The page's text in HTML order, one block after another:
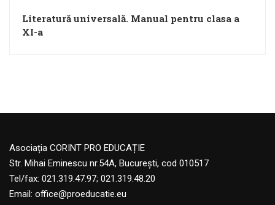
Literatură universală. Manual pentru clasa a
XI-a
Asociația CORINT PRO EDUCAȚIE
Str. Mihai Eminescu nr.54A, București, cod 010517
Tel/fax: 021.319.47.97; 021.319.48.20
Email: office@proeducatie.eu